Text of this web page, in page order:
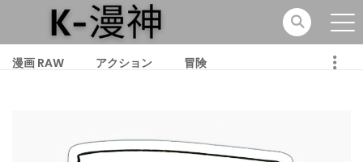
漫画 RAW アクション 冒険